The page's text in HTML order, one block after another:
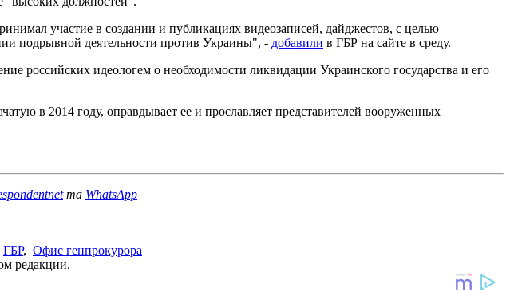
участие в создании и публикациях видеозаписей, дайджестов, с целью
подрывной деятельности против Украины", - добавили в ГБР на сайте в среду.
российских идеологем о необходимости ликвидации Украинского государства и его
в 2014 году, оправдывает ее и прославляет представителей вооруженных
та WhatsApp
ГБР, Офис генпрокурора
редакции.